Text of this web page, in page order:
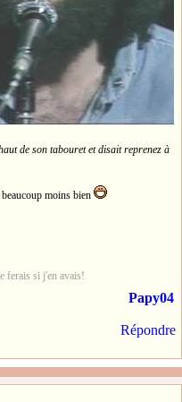
de son tabouret et disait reprenez à
moins bien
ferais si j'en avais!
Papy04
Répondre